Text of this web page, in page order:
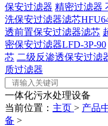
保安过滤器 精密过滤器
洗保安过滤器滤芯
透前置保安过滤器滤芯
密保安过滤器LFD-3P-90
芯 二级反渗透保安过滤
质过滤器
一体化污水处理设备
当前位置： 主页 > 产品
备 >